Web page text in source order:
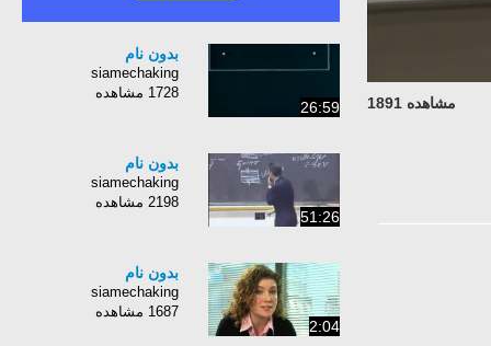
مشاهده 1891 26:59
بدون نام
siamechaking
1728 مشاهده
51:26
بدون نام
siamechaking
2198 مشاهده
2:04
بدون نام
siamechaking
1687 مشاهده